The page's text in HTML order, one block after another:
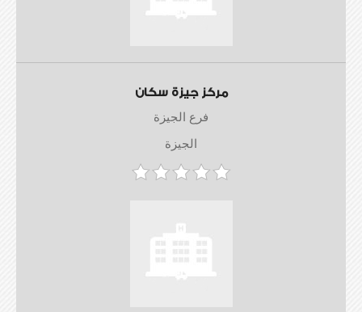
مركز جيزة سكان
فرع الجيزة
الجيزة